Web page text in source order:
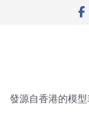
發源自香港的模